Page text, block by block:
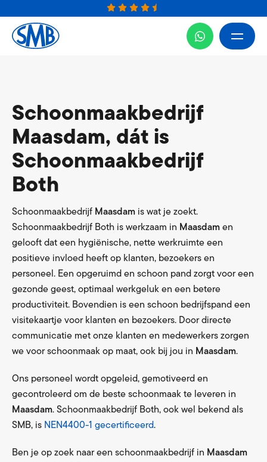
Schoonmaakbedrijf
Maasdam, dát is
Schoonmaakbedrijf
Both
Schoonmaakbedrijf Maasdam is wat je zoekt.
Schoonmaakbedrijf Both is werkzaam in Maasdam en
gelooft dat een hygiënische, nette werkruimte een
positieve invloed heeft op klanten, bezoekers en
personeel. Een opgeruimd en schoon pand zorgt voor een
gezonde geest, optimaal werkgeluk en een betere
productiviteit. Bovendien is een schoon bedrijfspand een
visitekaartje voor klanten en bezoekers. Door directe
communicatie met onze klanten en medewerkers zorgen
we voor schoonmaak op maat, ook bij jou in Maasdam.
Ons personeel wordt opgeleid, gemotiveerd en
gecontroleerd om de beste schoonmaak te leveren in
Maasdam. Schoonmaakbedrijf Both, ook wel bekend als
SMB, is NEN4400-1 gecertificeerd.
Ben je op zoek naar een schoonmaakbedrijf in Maasdam